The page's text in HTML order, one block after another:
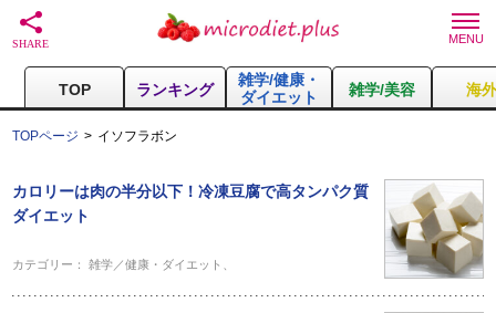
TOP ランキング
雑学/健康・
ダイエット
雑学/美容 海
TOPページ イソフラボン
カロリーは肉の半分以下！冷凍豆腐で高タンパク質
ダイエット
カテゴリー：雑学／健康・ダイエット